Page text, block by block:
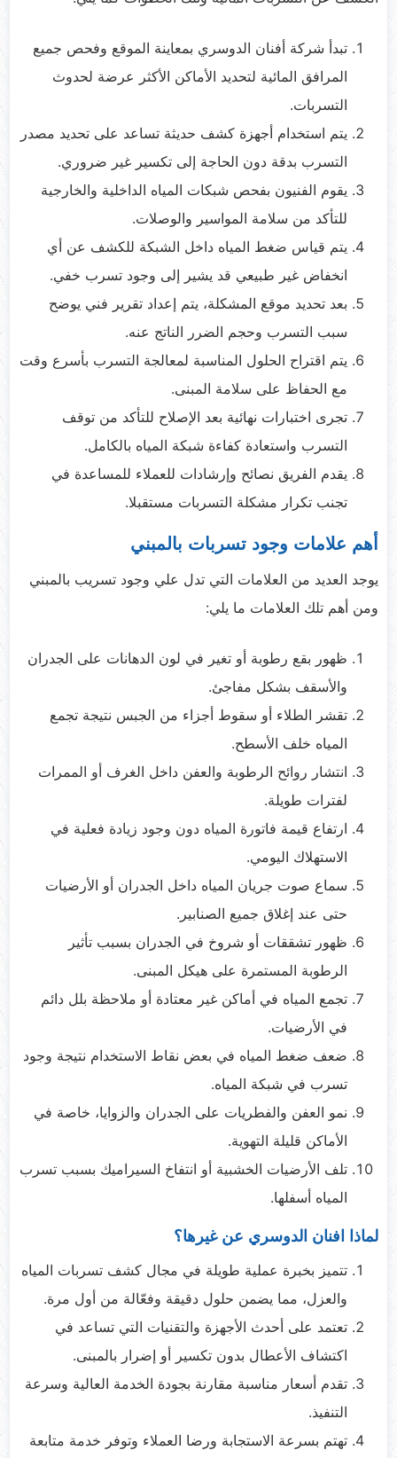
تبدأ شركة أفنان الدوسري بمعاينة الموقع وفحص جميع
المرافق المائية لتحديد الأماكن الأكثر عرضة لحدوث
التسربات.
يتم استخدام أجهزة كشف حديثة تساعد على تحديد مصدر
التسرب بدقة دون الحاجة إلى تكسير غير ضروري.
يقوم الفنيون بفحص شبكات المياه الداخلية والخارجية
للتأكد من سلامة المواسير والوصلات.
يتم قياس ضغط المياه داخل الشبكة للكشف عن أي
انخفاض غير طبيعي قد يشير إلى وجود تسرب خفي.
بعد تحديد موقع المشكلة، يتم إعداد تقرير فني يوضح
سبب التسرب وحجم الضرر الناتج عنه.
يتم اقتراح الحلول المناسبة لمعالجة التسرب بأسرع وقت
مع الحفاظ على سلامة المبنى.
تجرى اختبارات نهائية بعد الإصلاح للتأكد من توقف
التسرب واستعادة كفاءة شبكة المياه بالكامل.
يقدم الفريق نصائح وإرشادات للعملاء للمساعدة في
تجنب تكرار مشكلة التسربات مستقبلا.
أهم علامات وجود تسربات بالمبني
يوجد العديد من العلامات التي تدل علي وجود تسريب بالمبني
ومن أهم تلك العلامات ما يلي:
ظهور بقع رطوبة أو تغير في لون الدهانات على الجدران
والأسقف بشكل مفاجئ.
تقشر الطلاء أو سقوط أجزاء من الجبس نتيجة تجمع
المياه خلف الأسطح.
انتشار روائح الرطوبة والعفن داخل الغرف أو الممرات
لفترات طويلة.
ارتفاع قيمة فاتورة المياه دون وجود زيادة فعلية في
الاستهلاك اليومي.
سماع صوت جريان المياه داخل الجدران أو الأرضيات
حتى عند إغلاق جميع الصنابير.
ظهور تشققات أو شروخ في الجدران بسبب تأثير
الرطوبة المستمرة على هيكل المبنى.
تجمع المياه في أماكن غير معتادة أو ملاحظة بلل دائم
في الأرضيات.
ضعف ضغط المياه في بعض نقاط الاستخدام نتيجة وجود
تسرب في شبكة المياه.
نمو العفن والفطريات على الجدران والزوايا، خاصة في
الأماكن قليلة التهوية.
تلف الأرضيات الخشبية أو انتفاخ السيراميك بسبب تسرب
المياه أسفلها.
لماذا افنان الدوسري عن غيرها؟
تتميز بخبرة عملية طويلة في مجال كشف تسربات المياه
والعزل، مما يضمن حلول دقيقة وفعّالة من أول مرة.
تعتمد على أحدث الأجهزة والتقنيات التي تساعد في
اكتشاف الأعطال بدون تكسير أو إضرار بالمبنى.
تقدم أسعار مناسبة مقارنة بجودة الخدمة العالية وسرعة
التنفيذ.
تهتم بسرعة الاستجابة ورضا العملاء وتوفر خدمة متابعة